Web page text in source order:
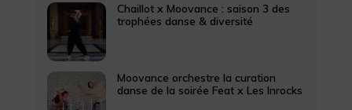
Chaillot x Moovance : saison 3 des
trophées danse & diversité
Moovance orchestre la curation
danse de la soirée Feat x Les Inrocks